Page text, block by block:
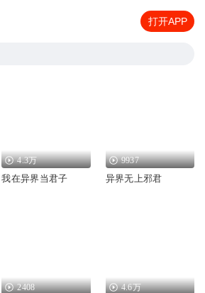
打开APP
4.3万
我在异界当君子
9937
异界无上邪君
2408 4.6万